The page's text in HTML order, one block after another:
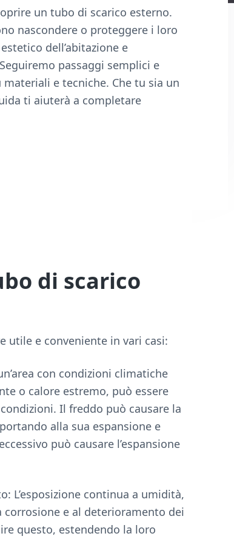
un tubo di scarico esterno.
nascondere o proteggere i loro
dell’abitazione e
passaggi semplici e
e tecniche. Che tu sia un
ti aiuterà a completare
di scarico
utile e conveniente in vari casi:
con condizioni climatiche
o calore estremo, può essere
Il freddo può causare la
alla sua espansione e
può causare l’espansione
L’esposizione continua a umidità,
e al deterioramento dei
questo, estendendo la loro